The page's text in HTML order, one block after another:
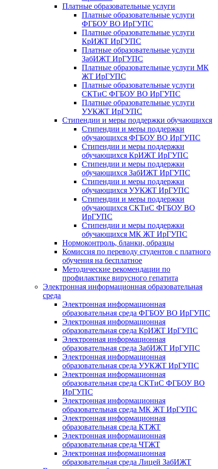
Платные образовательные услуги
Платные образовательные услуги
ФГБОУ ВО ИрГУПС
Платные образовательные услуги
КрИЖТ ИрГУПС
Платные образовательные услуги
ЗабИЖТ ИрГУПС
Платные образовательные услуги МК
ЖТ ИрГУПС
Платные образовательные услуги
СКТиС ФГБОУ ВО ИрГУПС
Платные образовательные услуги
УУКЖТ ИрГУПС
Стипендии и меры поддержки обучающихся
Стипендии и меры поддержки
обучающихся ФГБОУ ВО ИрГУПС
Стипендии и меры поддержки
обучающихся КрИЖТ ИрГУПС
Стипендии и меры поддержки
обучающихся ЗабИЖТ ИрГУПС
Стипендии и меры поддержки
обучающихся УУКЖТ ИрГУПС
Стипендии и меры поддержки
обучающихся СКТиС ФГБОУ ВО
ИрГУПС
Стипендии и меры поддержки
обучающихся МК ЖТ ИрГУПС
Нормоконтроль, бланки, образцы
Комиссия по переводу студентов с платного
обучения на бесплатное
Методические рекомендации по
профилактике вирусного гепатита
Электронная информационная образовательная
среда
Электронная информационная
образовательная среда ФГБОУ ВО ИрГУПС
Электронная информационная
образовательная среда КрИЖТ ИрГУПС
Электронная информационная
образовательная среда ЗабИЖТ ИрГУПС
Электронная информационная
образовательная среда УУКЖТ ИрГУПС
Электронная информационная
образовательная среда СКТиС ФГБОУ ВО
ИрГУПС
Электронная информационная
образовательная среда МК ЖТ ИрГУПС
Электронная информационная
образовательная среда КТЖТ
Электронная информационная
образовательная среда ЧТЖТ
Электронная информационная
образовательная среда Лицей ЗабИЖТ